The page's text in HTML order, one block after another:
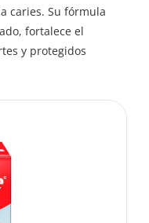
caries. Su fórmula
fortalece el
y protegidos